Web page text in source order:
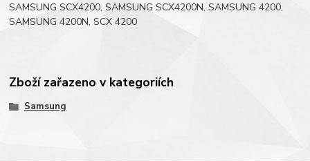
SAMSUNG SCX4200, SAMSUNG SCX4200N, SAMSUNG 4200,
SAMSUNG 4200N, SCX 4200
Zboží zařazeno v kategoriích
Samsung